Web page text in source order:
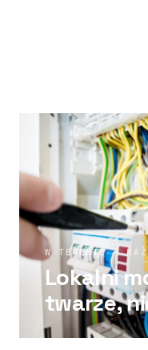
W TERENIE ·
Lokalni
twarze,